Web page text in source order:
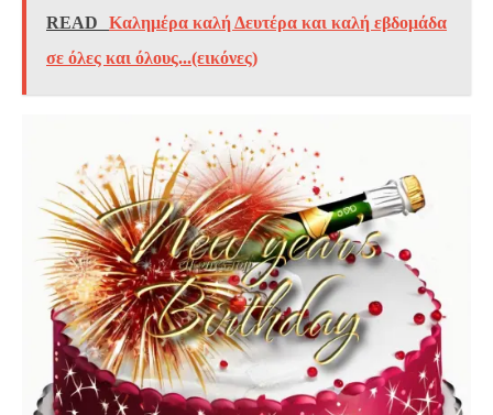
READ
Καλημέρα καλή Δευτέρα και καλή εβδομάδα
σε όλες και όλους...(εικόνες)